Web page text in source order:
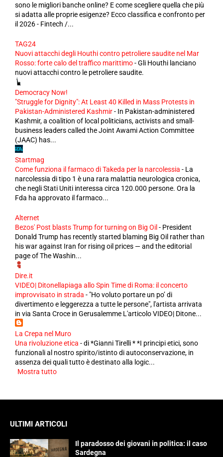
sono le migliori banche online? E come scegliere quella che più
si adatta alle proprie esigenze? Ecco classifica e confronto per
il 2026 - Fintech /...
TAG24
Nuovi attacchi degli Houthi contro petroliere saudite nel Mar
Rosso: forte calo del traffico marittimo-Gli Houthi lanciano
nuovi attacchi contro le petroliere saudite.
Democracy Now!
"Struggle for Dignity": At Least 40 Killed in Mass Protests in
Pakistan-Administered Kashmir- In Pakistan-administered
Kashmir, a coalition of local politicians, activists and small-
business leaders called the Joint Awami Action Committee
(JAAC) has...
Startmag
Come funziona il farmaco di Takeda per la narcolessia - La
narcolessia di tipo 1 è una rara malattia neurologica cronica,
che negli Stati Uniti interessa circa 120.000 persone. Ora la
Fda ha approvato il farmaco...
Alternet
Bezos' Post blasts Trump for turning on Big Oil - President
Donald Trump has recently started blaming Big Oil rather than
his war against Iran for rising oil prices — and the editorial
page of The Washin...
Dire.it
VIDEO| Ditonellapiaga allo Spin Time di Roma: il concerto
improvvisato in strada - "Ho voluto portare un po’ di
divertimento e leggerezza a tutte le persone", l'artista arrivata
in via Santa Croce in Gerusalemme L'articolo VIDEO| Ditone...
La Crepa nel Muro
Una rivoluzione etica -di *Gianni Tirelli * *I principi etici, sono
funzionali al nostro spirito/istinto di autoconservazione, in
assenza dei quali tutto è destinato alla logic...
Mostra tutto
ULTIMI ARTICOLI
Il paradosso dei giovani in politica: il caso
Sardegna